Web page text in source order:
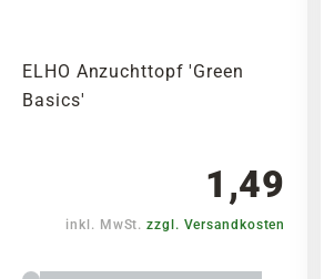
ELHO Anzuchttopf 'Green
Basics'
1,49
inkl. MwSt.zzgl. Versandkosten